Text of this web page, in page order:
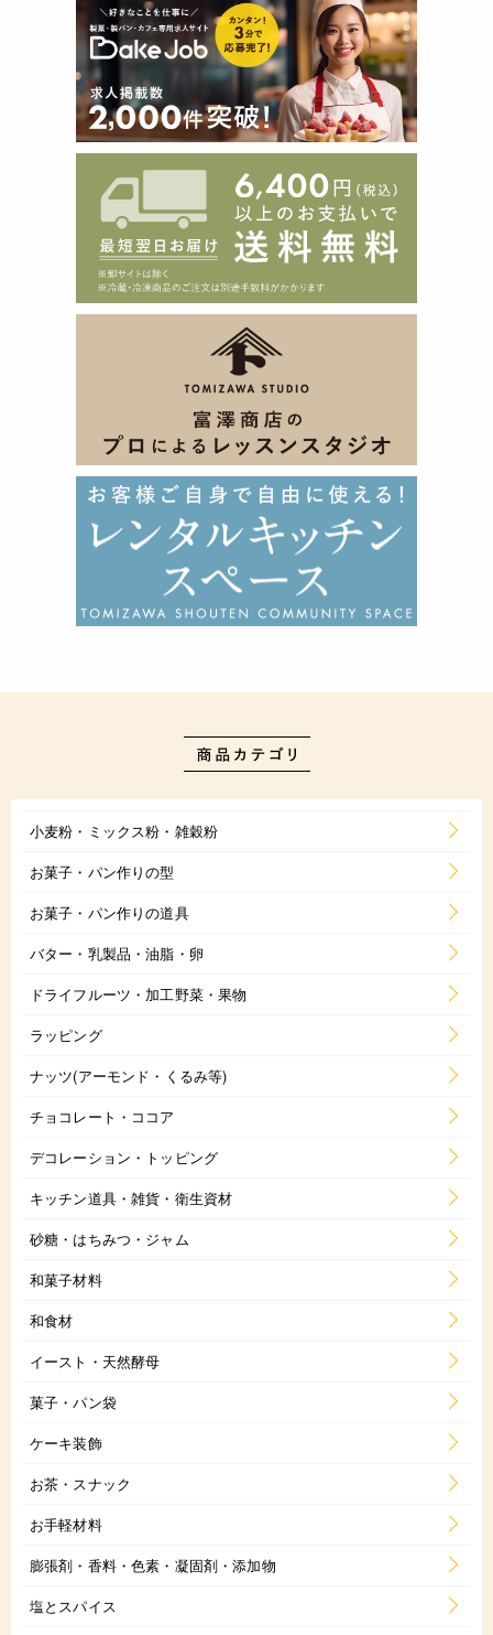
小麦粉・ミックス粉・雑穀粉
お菓子・パン作りの型
お菓子・パン作りの道具
バター・乳製品・油脂・卵
ドライフルーツ・加工野菜・果物
ラッピング
ナッツ(アーモンド・くるみ等)
チョコレート・ココア
デコレーション・トッピング
キッチン道具・雑貨・衛生資材
砂糖・はちみつ・ジャム
和菓子材料
和食材
イースト・天然酵母
菓子・パン袋
ケーキ装飾
お茶・スナック
お手軽材料
膨張剤・香料・色素・凝固剤・添加物
塩とスパイス